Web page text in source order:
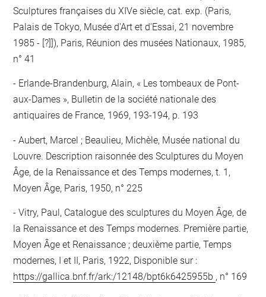
Sculptures françaises du XIVe siècle, cat. exp. (Paris,
Palais de Tokyo, Musée d'Art et d'Essai, 21 novembre
1985 - [?]]), Paris, Réunion des musées Nationaux, 1985,
n° 41
Erlande-Brandenburg, Alain, « Les tombeaux de Pont-
aux-Dames », Bulletin de la société nationale des
antiquaires de France, 1969, 193-194, p. 193
Aubert, Marcel ; Beaulieu, Michèle, Musée national du
Louvre. Description raisonnée des Sculptures du Moyen
Âge, de la Renaissance et des Temps modernes, t. 1,
Moyen Âge, Paris, 1950, n° 225
Vitry, Paul, Catalogue des sculptures du Moyen Âge, de
la Renaissance et des Temps modernes. Première partie,
Moyen Âge et Renaissance ; deuxième partie, Temps
modernes, I et II, Paris, 1922, Disponible sur :
https://gallica.bnf.fr/ark:/12148/bpt6k6425955b , n° 169